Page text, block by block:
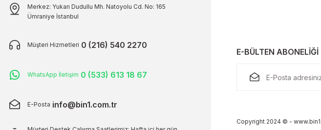
Merkez: Yukarı Dudullu Mh. Natoyolu Cd. No: 165
Ümraniye İstanbul
Müşteri Hizmetleri 0 (216) 540 2270
WhatsApp İletişim 0 (533) 613 18 67
E-Posta info@bin1.com.tr
E-BÜLTEN ABONELİĞİ
Copyright 2024 © -